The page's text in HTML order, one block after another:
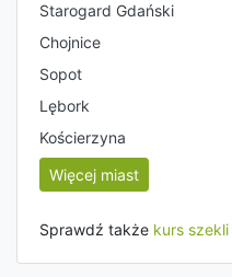
Starogard Gdański
Chojnice
Sopot
Lębork
Kościerzyna
Więcej miast
Sprawdź także kurs szekli